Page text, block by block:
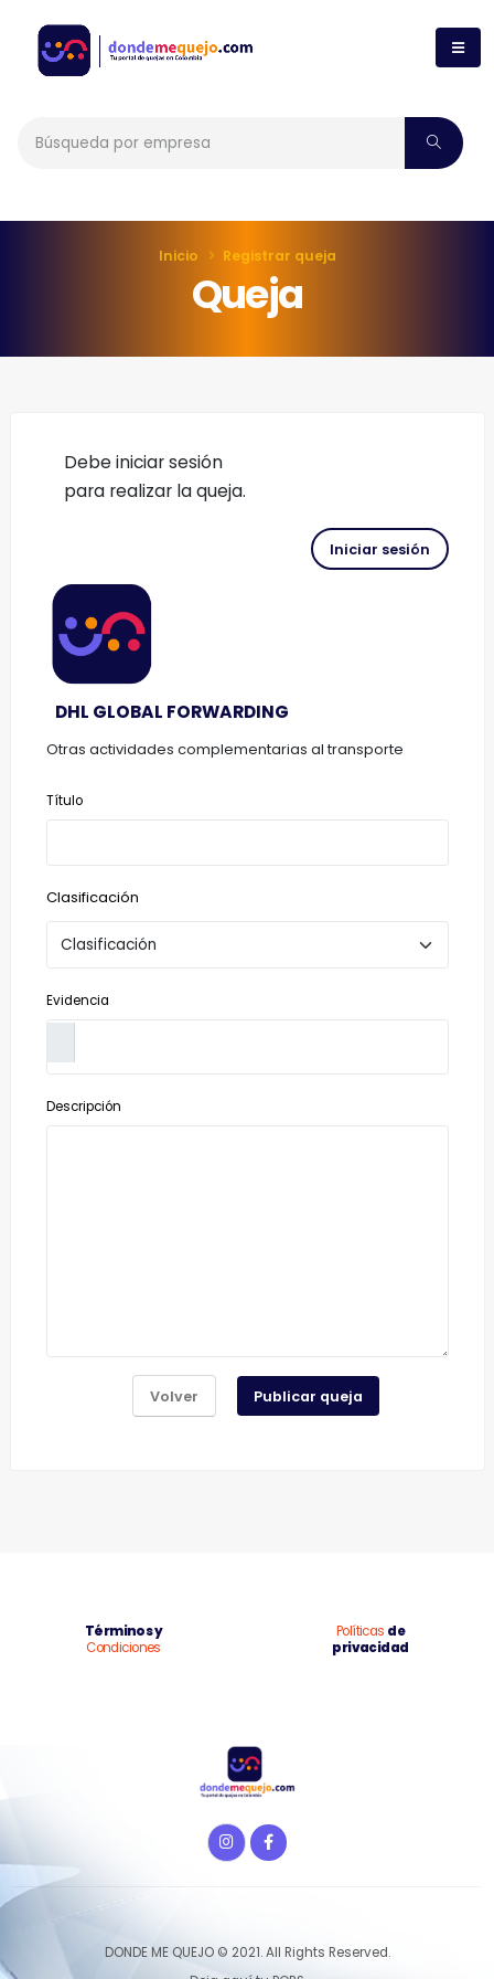
Inicio Registrar queja
Queja
Debe iniciar sesión
para realizar la queja.
Iniciar sesión
DHL GLOBAL FORWARDING
Otras actividades complementarias al transporte
Título
Clasificación
Evidencia
Descripción
Términos y
Condiciones
Políticas de
privacidad
DONDE ME QUEJO © 2021. All Rights Reserved.